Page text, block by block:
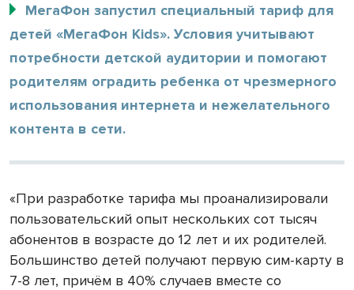
МегаФон запустил специальный тариф для
детей «МегаФон Kids». Условия учитывают
потребности детской аудитории и помогают
родителям оградить ребенка от чрезмерного
использования интернета и нежелательного
контента в сети.
«При разработке тарифа мы проанализировали
пользовательский опыт нескольких сот тысяч
абонентов в возрасте до 12 лет и их родителей.
Большинство детей получают первую сим-карту в
7-8 лет, причём в 40% случаев вместе со